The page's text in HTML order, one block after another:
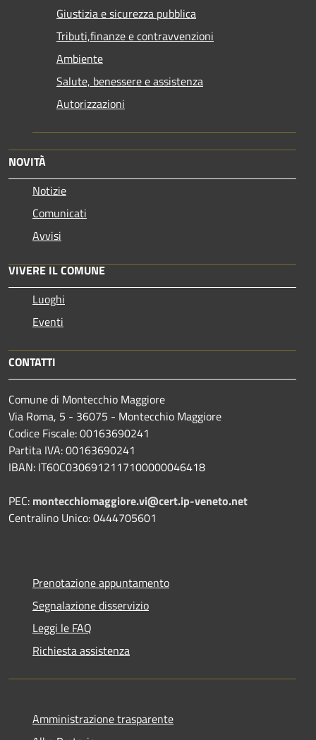
Giustizia e sicurezza pubblica
Tributi,finanze e contravvenzioni
Ambiente
Salute, benessere e assistenza
Autorizzazioni
NOVITÀ
Notizie
Comunicati
Avvisi
VIVERE IL COMUNE
Luoghi
Eventi
CONTATTI
Comune di Montecchio Maggiore
Via Roma, 5 - 36075 - Montecchio Maggiore
Codice Fiscale: 00163690241
Partita IVA: 00163690241
IBAN: IT60C0306912117100000046418
PEC: montecchiomaggiore.vi@cert.ip-veneto.net
Centralino Unico: 0444705601
Prenotazione appuntamento
Segnalazione disservizio
Leggi le FAQ
Richiesta assistenza
Amministrazione trasparente